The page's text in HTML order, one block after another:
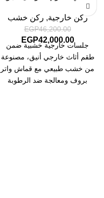
ركن خارجية, ركن خشب
EGP46,200.00
EGP42,000.00
جلسات خارجية خشبية ضمن
طقم أثاث خارجي أنيق، مصنوعة
من خشب طبيعي مع قماش واتر
بروف ومعالجة ضد الرطوبة